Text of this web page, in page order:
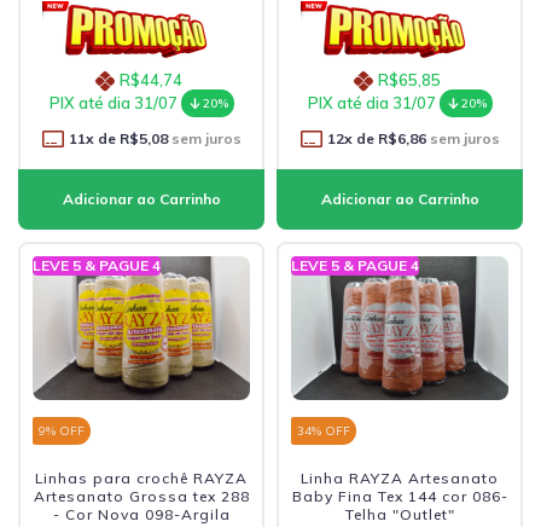
R$44,74
PIX até dia 31/07
20%
11x de R$5,08sem juros
R$65,85
PIX até dia 31/07
20%
12x de R$6,86sem juros
LEVE 5 & PAGUE 4
9% OFF
Linhas para crochê RAYZA
Artesanato Grossa tex 288
- Cor Nova 098-Argila
LEVE 5 & PAGUE 4
34% OFF
Linha RAYZA Artesanato
Baby Fina Tex 144 cor 086-
Telha "Outlet"